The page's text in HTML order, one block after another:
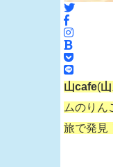
山cafe(
ムのりん
旅で発見